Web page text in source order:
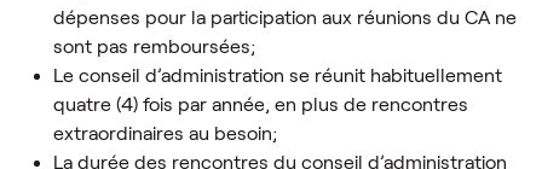
dépenses pour la participation aux réunions du CA ne
sont pas remboursées;
Le conseil d’administration se réunit habituellement
quatre (4) fois par année, en plus de rencontres
extraordinaires au besoin;
La durée des rencontres du conseil d’administration